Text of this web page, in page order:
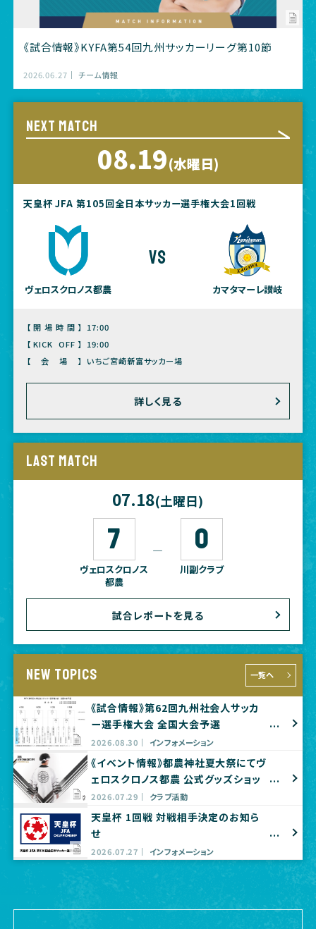
《試合情報》KYFA第54回九州サッカーリーグ第10節
2026.06.27 チーム情報
NEXT MATCH
08.19(水曜日)
天皇杯 JFA 第105回全日本サッカー選手権大会1回戦
ヴェロスクロノス都農
vs
カマタマーレ讃岐
【開場時間】
17:00
【KICK OFF】
19:00
【会場】
いちご宮崎新富サッカー場
詳しく見る
LAST MATCH
07.18(土曜日)
7
ヴェロスクロノス
都農
― 0
川副クラブ
試合レポートを見る
NEW TOPICS 一覧へ
《試合情報》第62回九州社会人サッカ
ー選手権大会 全国大会予選
2026.08.30 インフォメーション
《イベント情報》都農神社夏大祭にてヴ
ェロスクロノス都農 公式グッズショッ
プ出店のお知らせ
2026.07.29 クラブ活動
天皇杯 1回戦 対戦相手決定のお知ら
せ
2026.07.27 インフォメーション